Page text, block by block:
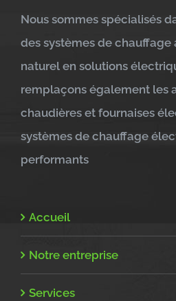
Nous sommes spécialisés
des systèmes de chauffage
naturel en solutions
remplaçons également les
chaudières et fournaises
systèmes de chauffage
performants
Accueil
Notre entreprise
Services